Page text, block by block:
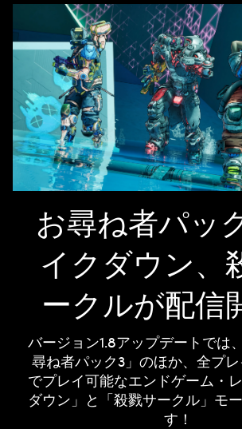
お尋ね者パッ
イクダウン、
ークルが配信
バージョン1.8アップデートでは
尋ね者パック3」のほか、全プ
でプレイ可能なエンドゲーム・
ダウン」と「殺戮サークル」モ
す！